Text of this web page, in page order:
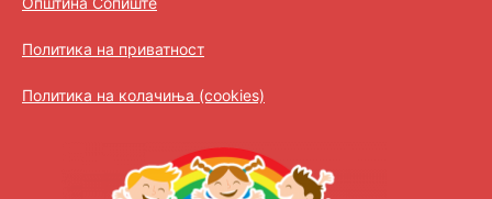
Политика на приватност
Политика на колачиња (cookies)